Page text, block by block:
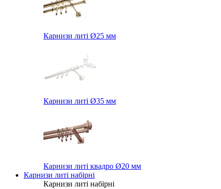
Карнизи литі Ø25 мм
Карнизи литі Ø35 мм
Карнизи литі квадро Ø20 мм
Карнизи литі набірні
Карнизи литі набірні